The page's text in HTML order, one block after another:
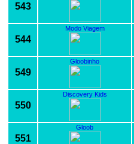
543
544
Modo Viagem
549
Gloobinho
550
Discovery Kids
551
Gloob